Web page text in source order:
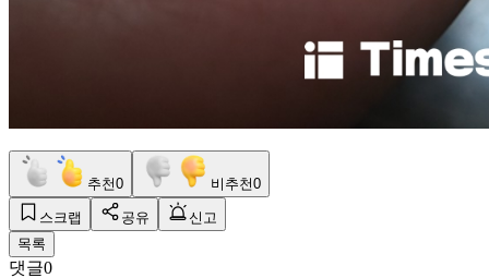
추천0 비추천0
스크랩 공유
신고
목록
댓글0